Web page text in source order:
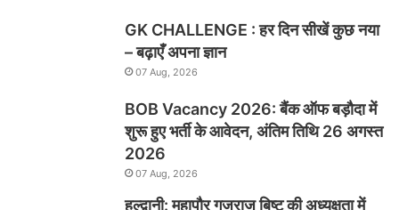
GK CHALLENGE : हर दिन सीखें कुछ नया
– बढ़ाएँ अपना ज्ञान
07 Aug, 2026
BOB Vacancy 2026: बैंक ऑफ बड़ौदा में
शुरू हुए भर्ती के आवेदन, अंतिम तिथि 26 अगस्त
2026
07 Aug, 2026
हल्द्वानी: महापौर गजराज बिष्ट की अध्यक्षता में